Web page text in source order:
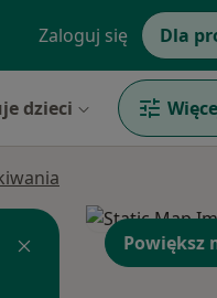
Zaloguj się Dla
dzieci
Powiększ